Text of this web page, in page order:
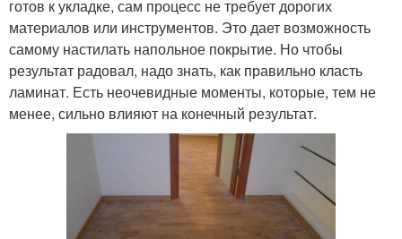
готов к укладке, сам процесс не требует дорогих
материалов или инструментов. Это дает возможность
самому настилать напольное покрытие. Но чтобы
результат радовал, надо знать, как правильно класть
ламинат. Есть неочевидные моменты, которые, тем не
менее, сильно влияют на конечный результат.